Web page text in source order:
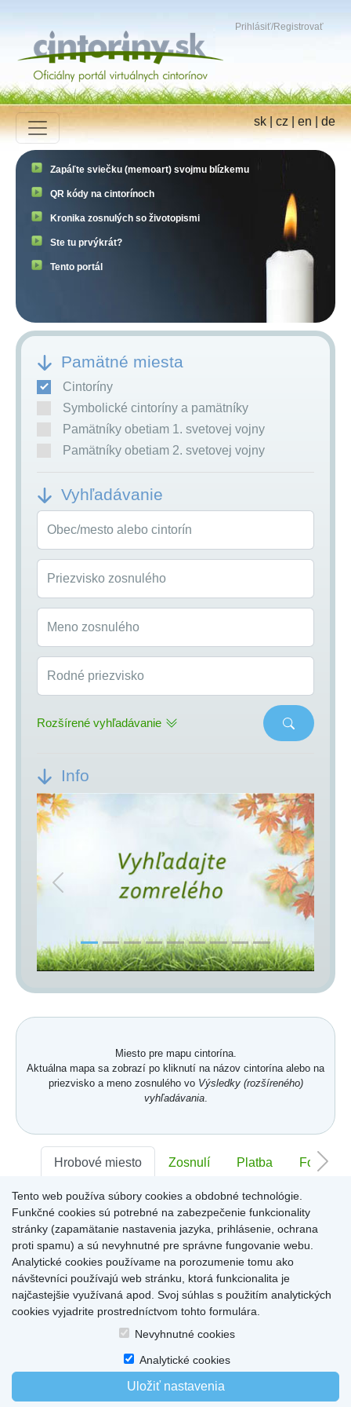
Prihlásiť/Registrovať
sk|cz|en|de
Zapáľte sviečku (memoart) svojmu blízkemu
QR kódy na cintorínoch
Kronika zosnulých so životopismi
Ste tu prvýkrát?
Tento portál
Pamätné miesta
Cintoríny
Symbolické cintoríny a pamätníky
Pamätníky obetiam 1. svetovej vojny
Pamätníky obetiam 2. svetovej vojny
Vyhľadávanie
Obec/mesto alebo cintorín
Priezvisko zosnulého
Meno zosnulého
Rodné priezvisko
Rozšírené vyhľadávanie
Info
Previous Next
Miesto pre mapu cintorína.
Aktuálna mapa sa zobrazí po kliknutí na názov cintorína alebo na
priezvisko a meno zosnulého vo Výsledky (rozšíreného)
vyhľadávania.
Hrobové miesto Zosnulí Platba Foto
Sektor:- Rad:- Číslo:-
Miesto pre informácie o hrobovom mieste
Produkty a služby |Citáty|O cintorínoch|
Tento web používa súbory cookies a obdobné technológie.
Funkčné cookies sú potrebné na zabezpečenie funkcionality
stránky (zapamätanie nastavenia jazyka, prihlásenie, ochrana
proti spamu) a sú nevyhnutné pre správne fungovanie webu.
Analytické cookies používame na porozumenie tomu ako
návštevníci používajú web stránku, ktorá funkcionalita je
najčastejšie využívaná apod. Svoj súhlas s použitím analytických
cookies vyjadrite prostredníctvom tohto formulára.
Nevyhnutné cookies
Analytické cookies
Uložiť nastavenia